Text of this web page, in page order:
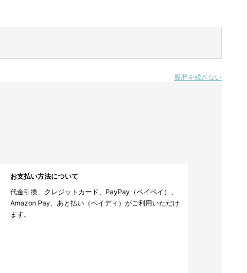
履歴を残さない
お支払い方法について
代金引換、クレジットカード、PayPay（ペイペイ）、
Amazon Pay、あと払い（ペイディ）がご利用いただけ
ます。